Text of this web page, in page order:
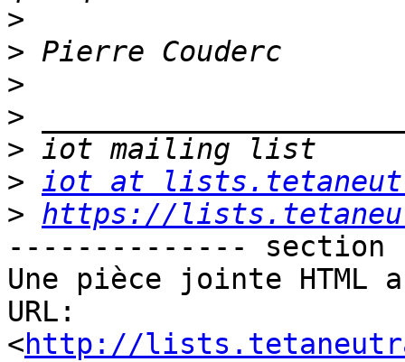
>
>
>
>
>
> iot at
> https://
-------------- section
Une pièce jointe
URL:
<http://